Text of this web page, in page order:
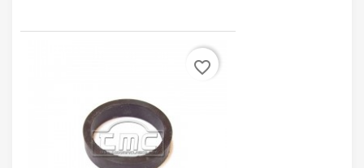
favorite_border